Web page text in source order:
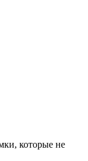
которые не